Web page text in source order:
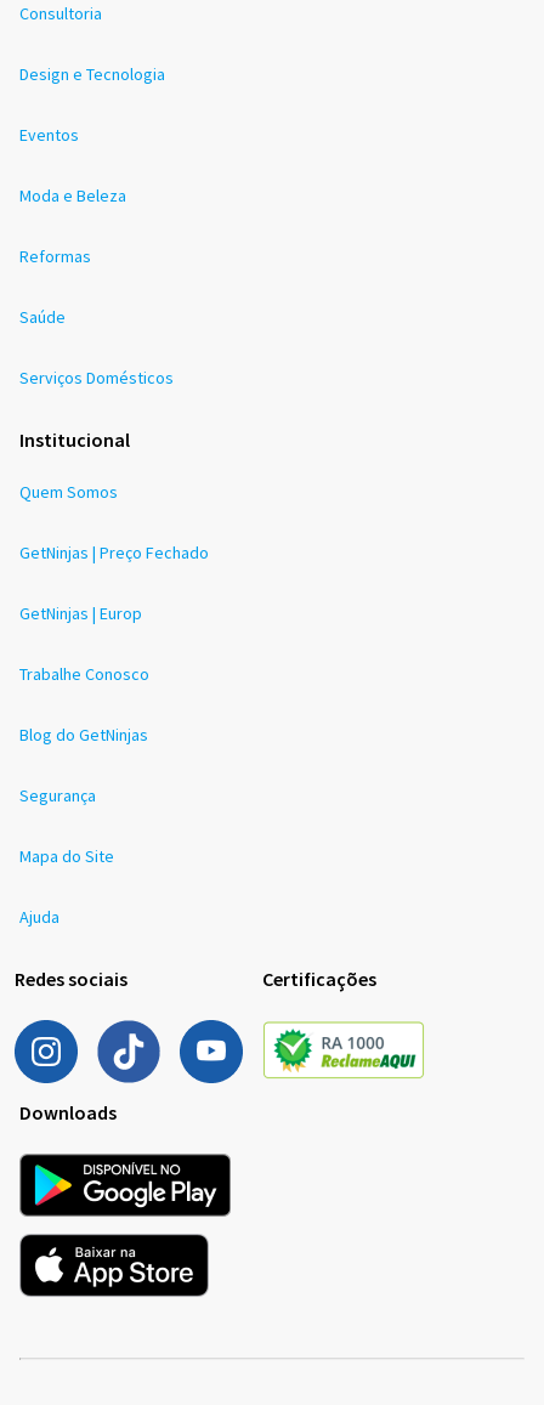
Consultoria
Design e Tecnologia
Eventos
Moda e Beleza
Reformas
Saúde
Serviços Domésticos
Institucional
Quem Somos
GetNinjas | Preço Fechado
GetNinjas | Europ
Trabalhe Conosco
Blog do GetNinjas
Segurança
Mapa do Site
Ajuda
Redes sociais Certificações
Downloads